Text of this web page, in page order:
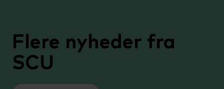
Flere nyheder fra
SCU